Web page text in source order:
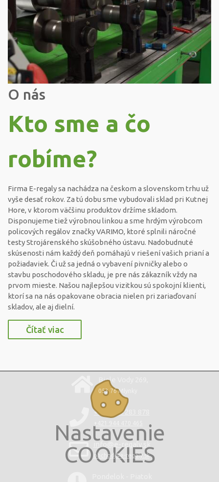
O nás
Kto sme a čo
robíme?
Firma E-regaly sa nachádza na českom a slovenskom trhu už
vyše desať rokov. Za tú dobu sme vybudovali sklad pri Kutnej
Hore, v ktorom väčšinu produktov držíme skladom.
Disponujeme tiež výrobnou linkou a sme hrdým výrobcom
policových regálov značky VARIMO, ktoré splnili náročné
testy Strojárenského skúšobného ústavu. Nadobudnuté
skúsenosti nám každý deň pomáhajú v riešení vašich prianí a
požiadaviek. Či už sa jedná o vybavení pivničky alebo o
stavbu poschodového skladu, je pre nás zákazník vždy na
prvom mieste. Našou najlepšou vizitkou sú spokojní klienti,
ktorí sa na nás opakovane obracia nielen pri zariaďovaní
skladov, ale aj dielní.
Čítať viac
Nastavenie
COOKIES
Biele Vody 269,
053 76 Mlynky
+421 220 283 878
obchod@e-regaly.sk